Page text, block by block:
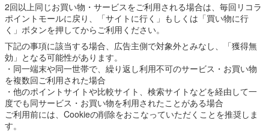
2回以上同じお買い物・サービスをご利用される場合は、毎回リコラ
ポイントモールに戻り、「サイトに行く」もしくは「買い物に行
く」ボタンを押してからご利用ください。
下記の事項に該当する場合、広告主側で対象外とみなし、「獲得無
効」となる可能性があります。
・同一端末や同一世帯で、繰り返し利用不可のサービス・お買い物
を複数回ご利用された場合
・他のポイントサイトや比較サイト、検索サイトなどを経由して一
度でも同サービス・お買い物を利用されたことがある場合
ご利用前には、Cookieの削除をおこなっていただくことを推奨しま
す。